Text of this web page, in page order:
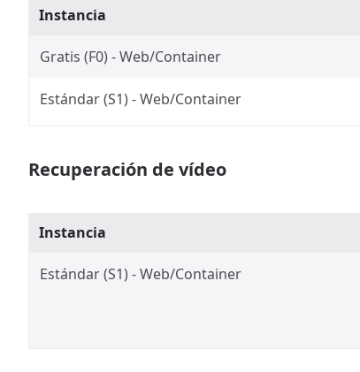
Instancia
Gratis (F0) - Web/Container
Estándar (S1) - Web/Container
Recuperación de vídeo
Instancia
Estándar (S1) - Web/Container